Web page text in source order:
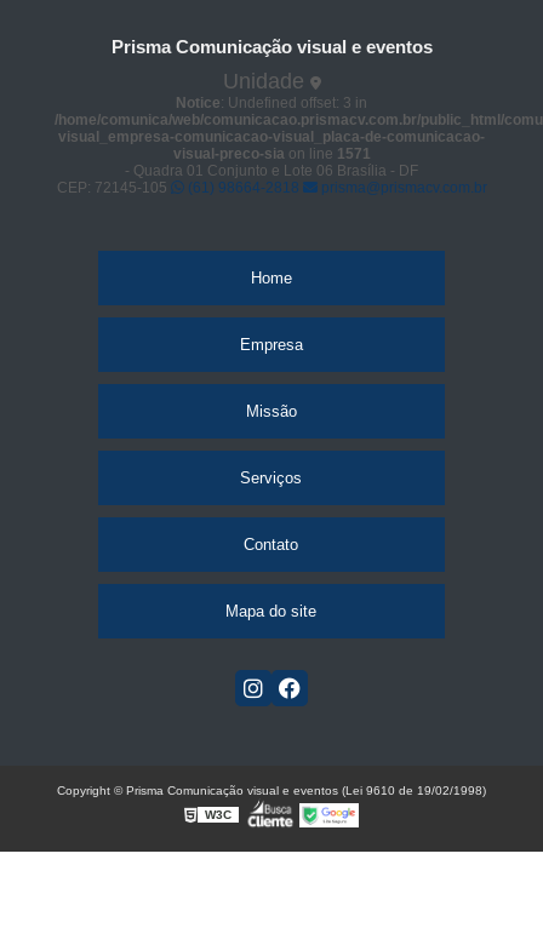
Prisma Comunicação visual e eventos
Unidade
Notice: Undefined offset: 3 in
/home/comunica/web/comunicacao.prismacv.com.br/public_html/
visual_empresa-comunicacao-visual_placa-de-comunicacao-
visual-preco-siaon line 1571
- Quadra 01 Conjunto e Lote 06 Brasília - DF
CEP: 72145-105
(61) 98664-2818 prisma@prismacv.com.br
Home
Empresa
Missão
Serviços
Contato
Mapa do site
Copyright © Prisma Comunicação visual e eventos (Lei 9610 de 19/02/1998)
W3C